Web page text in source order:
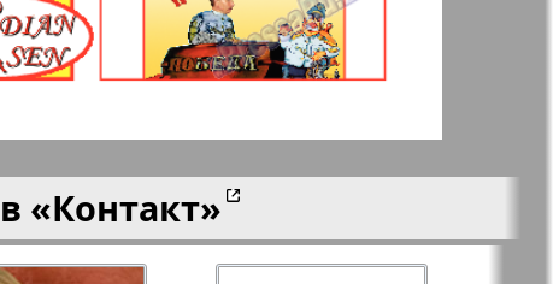
Районка-Nord-Ost-
Bremen-NRW
Родина Рубеж
«Контакт»